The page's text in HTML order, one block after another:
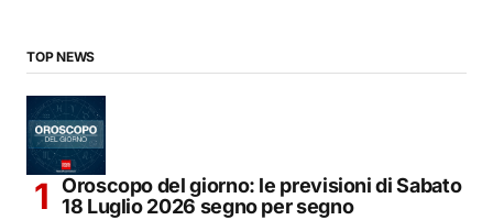
TOP NEWS
Oroscopo del giorno: le previsioni di Sabato
18 Luglio 2026 segno per segno